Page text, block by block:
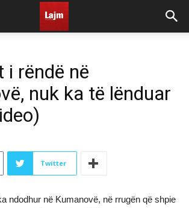
i rëndë në
nuk ka të lënduar
Twitter
ndodhur në Kumanovë, në rrugën që shpie